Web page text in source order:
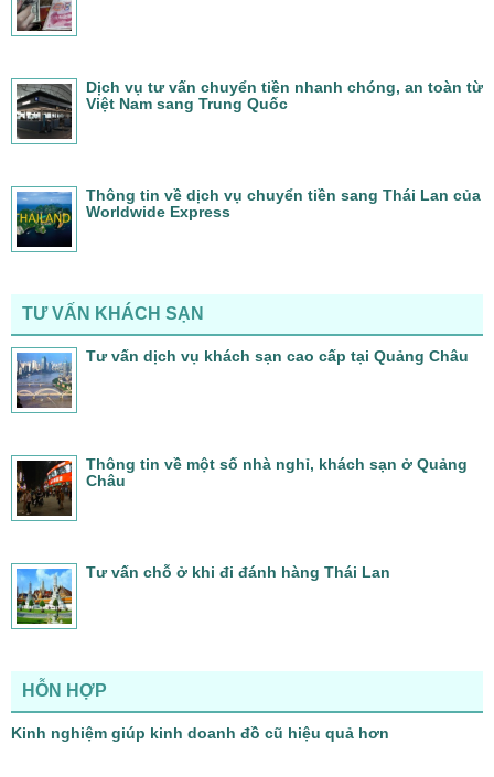
Dịch vụ tư vấn chuyển tiền nhanh chóng, an toàn từ
Việt Nam sang Trung Quốc
Thông tin về dịch vụ chuyển tiền sang Thái Lan của
Worldwide Express
TƯ VẤN KHÁCH SẠN
Tư vấn dịch vụ khách sạn cao cấp tại Quảng Châu
Thông tin về một số nhà nghỉ, khách sạn ở Quảng
Châu
Tư vấn chỗ ở khi đi đánh hàng Thái Lan
HỖN HỢP
Kinh nghiệm giúp kinh doanh đồ cũ hiệu quả hơn